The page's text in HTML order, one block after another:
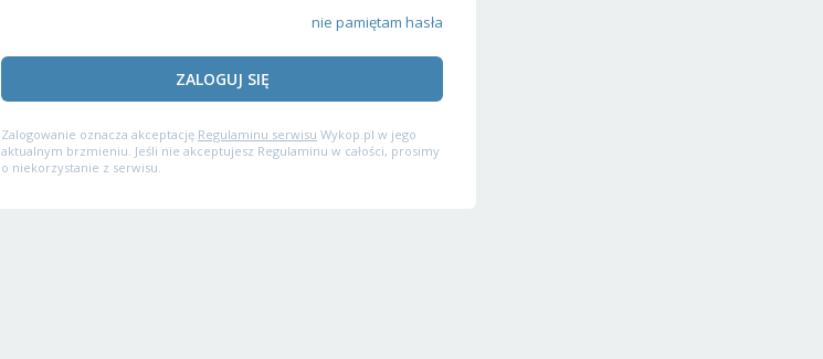
nie pamiętam hasła
ZALOGUJ SIĘ
Zalogowanie oznacza akceptację Regulaminu serwisu Wykop.pl w jego
aktualnym brzmieniu. Jeśli nie akceptujesz Regulaminu w całości, prosimy
o niekorzystanie z serwisu.